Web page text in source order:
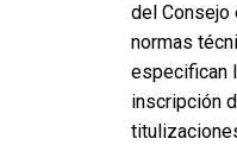
del Consejo
normas
especifican
inscripción